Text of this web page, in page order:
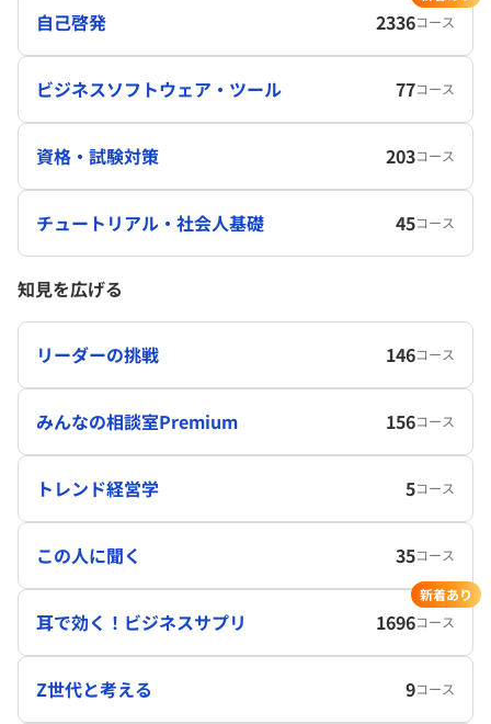
自己啓発 2336コース
ビジネスソフトウェア・ツール 77コース
資格・試験対策 203コース
チュートリアル・社会人基礎 45コース
知見を広げる
リーダーの挑戦 146コース
みんなの相談室Premium 156コース
トレンド経営学 5コース
この人に聞く 35コース
耳で効く！ビジネスサプリ 1696コース
新着あり
Z世代と考える 9コース